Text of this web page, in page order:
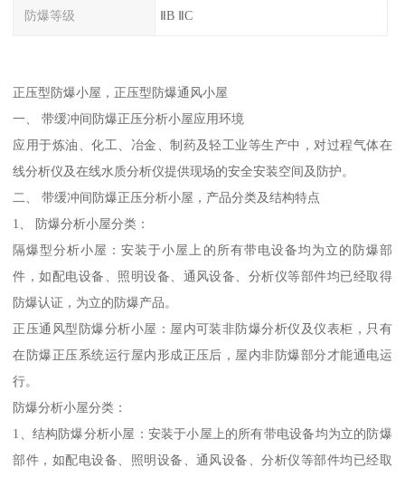
防爆等级 ⅡB ⅡC
正压型防爆小屋，正压型防爆通风小屋
一、 带缓冲间防爆正压分析小屋应用环境
应用于炼油、化工、冶金、制药及轻工业等生产中，对过程气体在
线分析仪及在线水质分析仪提供现场的安全安装空间及防护。
二、 带缓冲间防爆正压分析小屋，产品分类及结构特点
1、 防爆分析小屋分类：
隔爆型分析小屋：安装于小屋上的所有带电设备均为立的防爆部
件，如配电设备、照明设备、通风设备、分析仪等部件均已经取得
防爆认证，为立的防爆产品。
正压通风型防爆分析小屋：屋内可装非防爆分析仪及仪表柜，只有
在防爆正压系统运行屋内形成正压后，屋内非防爆部分才能通电运
行。
防爆分析小屋分类：
1、结构防爆分析小屋：安装于小屋上的所有带电设备均为立的防爆
部件，如配电设备、照明设备、通风设备、分析仪等部件均已经取